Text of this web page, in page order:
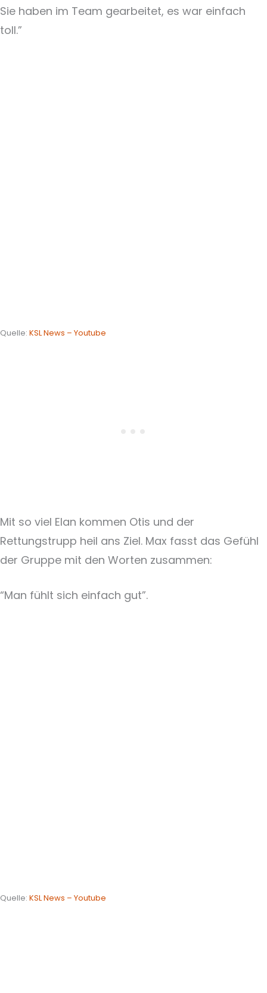
Sie haben im Team gearbeitet, es war einfach
toll.”
Quelle: KSL News – Youtube
Mit so viel Elan kommen Otis und der
Rettungstrupp heil ans Ziel. Max fasst das Gefühl
der Gruppe mit den Worten zusammen:
“Man fühlt sich einfach gut”.
Quelle: KSL News – Youtube